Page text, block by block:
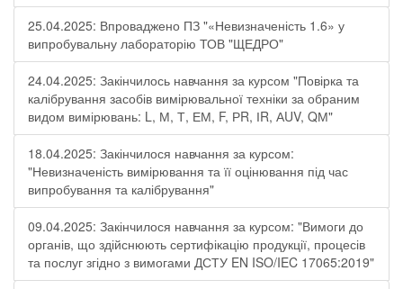
25.04.2025: Впроваджено ПЗ "«Невизначеність 1.6» у
випробувальну лабораторію ТОВ "ЩЕДРО"
24.04.2025: Закінчилось навчання за курсом "Повірка та
калібрування засобів вимірювальної техніки за обраним
видом вимірювань: L, М, Т, ЕМ, F, РR, ІR, АUV, QМ"
18.04.2025: Закінчилося навчання за курсом:
"Невизначеність вимірювання та її оцінювання під час
випробування та калібрування"
09.04.2025: Закінчилося навчання за курсом: "Вимоги до
органів, що здійснюють сертифікацію продукції, процесів
та послуг згідно з вимогами ДСТУ EN ISO/IEC 17065:2019"